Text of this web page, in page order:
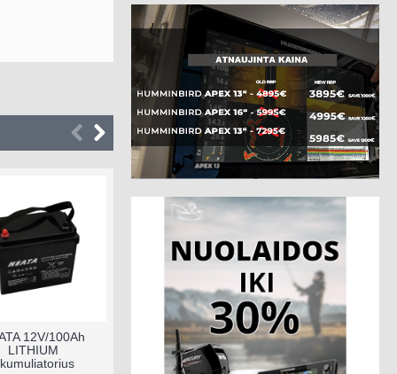
12V/100Ah
LITHIUM
Borika FASTen
skersinis 610 mm su
dviem užraktais
Minn Kota
pakėlimo/